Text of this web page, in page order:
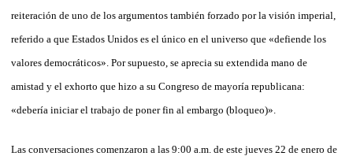
reiteración de uno de los argumentos también forzado por la visión imperial,
referido a que Estados Unidos es el único en el universo que «defiende los
valores democráticos». Por supuesto, se aprecia su extendida mano de
amistad y el exhorto que hizo a su Congreso de mayoría republicana:
«debería iniciar el trabajo de poner fin al embargo (bloqueo)».
Las conversaciones comenzaron a las 9:00 a.m. de este jueves 22 de enero de